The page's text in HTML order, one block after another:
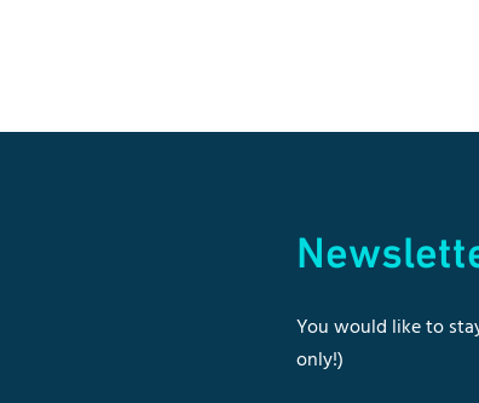
You would like to
only!)